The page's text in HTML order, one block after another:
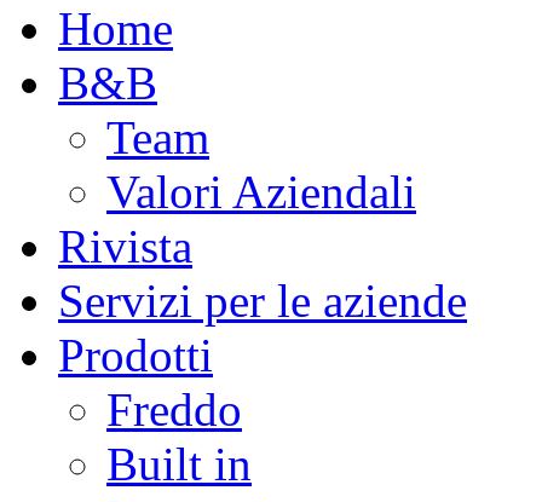
Home
B&B
Team
Valori Aziendali
Rivista
Servizi per le aziende
Prodotti
Freddo
Built in